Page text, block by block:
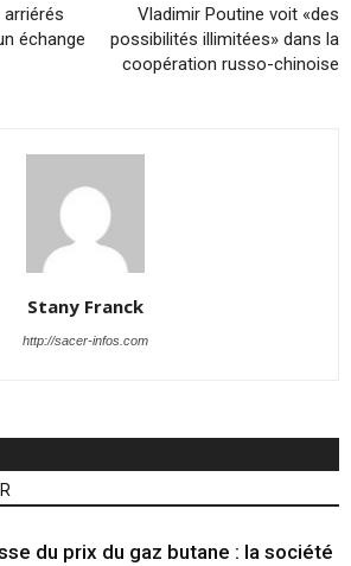
échange
Vladimir Poutine voit «des
possibilités illimitées» dans la
coopération russo-chinoise
Stany Franck
http://sacer-infos.com
du prix du gaz butane : la société